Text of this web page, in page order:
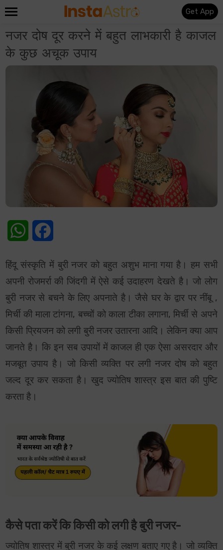
Get App
नजर दोष दूर करने में बहुत लाभकारी है काजल
के कुछ अचूक उपाय
WhatsApp
हिंदू संस्कृति में बुरी नजर को बहुत अशुभ माना गया है। हम सभी
अपनी रोजमर्रा की जिंदगी में ऐसे कई उदाहरण देखते है। जो लोग
बुरी नजर से बचने के लिए अपनाते है। जैसे घर के द्वार पर नींबू ,
मिर्ची की माला टांगना, बच्चों को काला टीका लगाना, मिर्ची से अपने
किसी प्रियजन को लगी बुरी नजर उतारना आदि। लेकिन क्या आप
जानते है। कि इन सब उपायों में काजल ही एक ऐसा असरदार और
मजबूत उपाय है। जो किसी व्यक्ति पर लगी नजर दोष को बहुत
जल्द दूर कर सकता है। खुद ज्योतिष शास्त्र इस बात की पुष्टि
करता है।
कैसे पता करें कि किसी को लगी है बुरी नजर-
ज्योतिष शास्त्र में बुरी नजर के कई लक्षण बताए गए है। जो व्यक्ति